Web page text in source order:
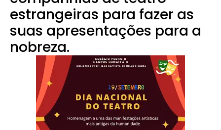
estrangeiras para fazer as
suas apresentações para a
nobreza.